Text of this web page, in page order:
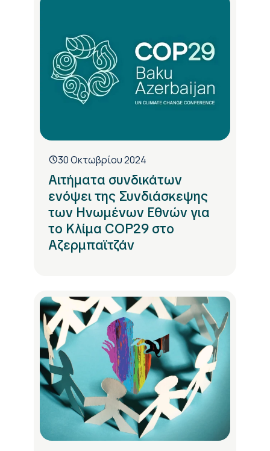
30 Οκτωβρίου 2024
Αιτήματα συνδικάτων
ενόψει της Συνδιάσκεψης
των Ηνωμένων Εθνών για
το Κλίμα COP29 στο
Αζερμπαϊτζάν